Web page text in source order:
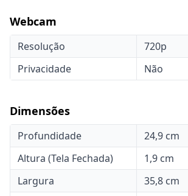
Webcam
Resolução
720p
Privacidade
Não
Dimensões
Profundidade
24,9 cm
Altura (Tela Fechada)
1,9 cm
Largura
35,8 cm